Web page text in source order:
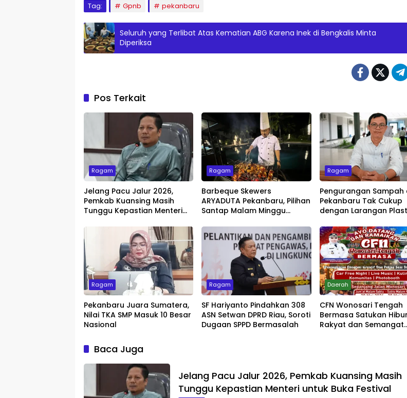
Tag: Gpnb pekanbaru
Seluruh yang Terlibat Atas Kematian ABG Karena Inek di Bengkalis Minta
Diperiksa
Pos Terkait
Ragam
Jelang Pacu Jalur 2026,
Pemkab Kuansing Masih
Tunggu Kepastian Menteri
Ragam
Barbeque Skewers
ARYADUTA Pekanbaru, Pilihan
Santap Malam Minggu
Ragam
Pengurangan Sampah
Pekanbaru Tak Cukup
dengan Larangan
Penentu
Ragam
Pekanbaru Juara Sumatera,
Nilai TKA SMP Masuk 10 Besar
Nasional
Ragam
SF Hariyanto Pindahkan 308
ASN Setwan DPRD Riau, Soroti
Dugaan SPPD Bermasalah
Daerah
CFN Wonosari Tengah
Bermasa Satukan
Rakyat dan Semangat
Baca Juga
Jelang Pacu Jalur 2026, Pemkab Kuansing Masih
Tunggu Kepastian Menteri untuk Buka Festival